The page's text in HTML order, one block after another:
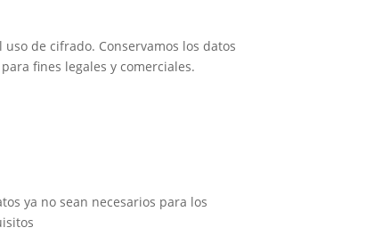
de cifrado. Conservamos los datos
fines legales y comerciales.
ya no sean necesarios para los